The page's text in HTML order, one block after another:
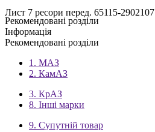
Лист 7 ресори перед. 65115-2902107
Рекомендовані розділи
Інформація
Рекомендовані розділи
1. МАЗ
2. КамАЗ
3. КрАЗ
8. Інші марки
9. Супутній товар